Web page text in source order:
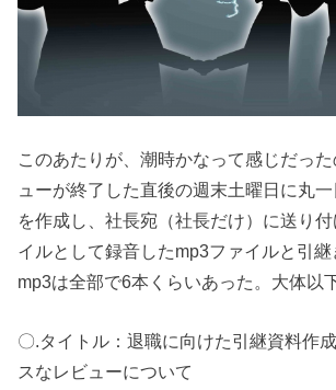
このあたりが、潮時かなって感じだっ
ューが終了した直後の週末土曜日に丸
を作成し、社長宛（社長だけ）に送り
イルとして録音したmp3ファイルと引継
mp3は全部で6本くらいあった。大体以
〇.タイトル：退職に向けた引継資料作
スなレビューについて